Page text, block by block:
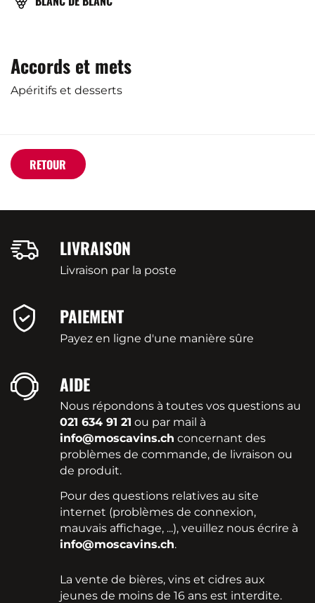
Accords et mets
Apéritifs et desserts
RETOUR
LIVRAISON
Livraison par la poste
PAIEMENT
Payez en ligne d'une manière sûre
AIDE
Nous répondons à toutes vos questions au
021 634 91 21 ou par mail à
info@moscavins.ch concernant des
problèmes de commande, de livraison ou
de produit.
Pour des questions relatives au site
internet (problèmes de connexion,
mauvais affichage, ...), veuillez nous écrire à
info@moscavins.ch.
La vente de bières, vins et cidres aux
jeunes de moins de 16 ans est interdite.